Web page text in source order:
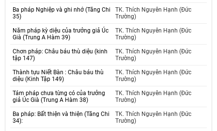
Ba pháp Nghiệp và ghi nhớ (Tăng Chi
35)
TK. Thích Nguyên Hạnh (Đức
Trường)
Năm pháp kỳ diệu của trưởng giả Úc
Già (Trung A Hàm 39)
TK. Thích Nguyên Hạnh (Đức
Trường)
Chơn pháp: Châu báu thù diệu (kinh
tập 147)
TK. Thích Nguyên Hạnh (Đức
Trường)
Thành tựu Niết Bàn : Châu báu thù
diệu (Kinh Tập 149)
TK. Thích Nguyên Hạnh (Đức
Trường)
Tám pháp chưa từng có của trưởng
giả Úc Già (Trung A Hàm 38)
TK. Thích Nguyên Hạnh (Đức
Trường)
Ba pháp: Bất thiện và thiện (Tăng Chi
34):
TK. Thích Nguyên Hạnh (Đức
Trường)